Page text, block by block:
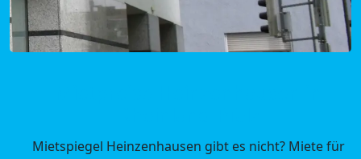
Mietspiegel Heinzenhausen gibt es nicht? Miete für